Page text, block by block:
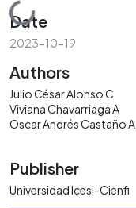
Loading...
Date
2023-10-19
Authors
Julio César Alonso C
Viviana Chavarriaga A
Oscar Andrés Castaño A
Publisher
Universidad Icesi-Cienfi